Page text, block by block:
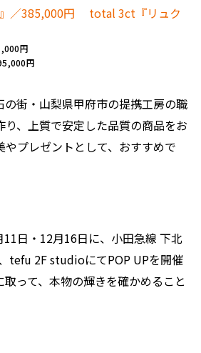
円
円
の街・山梨県甲府市の提携工房の職
り、上質で安定した品質の商品をお
やプレゼントとして、おすすめで
日・12月16日に、小田急線 下北
tefu 2F studioにてPOP UPを開催
って、本物の輝きを確かめること